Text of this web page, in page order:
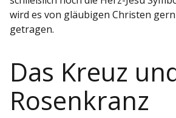
wird es von gläubigen Christen
getragen.
Das Kreuz
Rosenkranz